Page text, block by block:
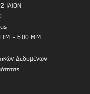
ΙΛΙΟΝ
- 6.00 Μ.Μ.
Δεδομένων